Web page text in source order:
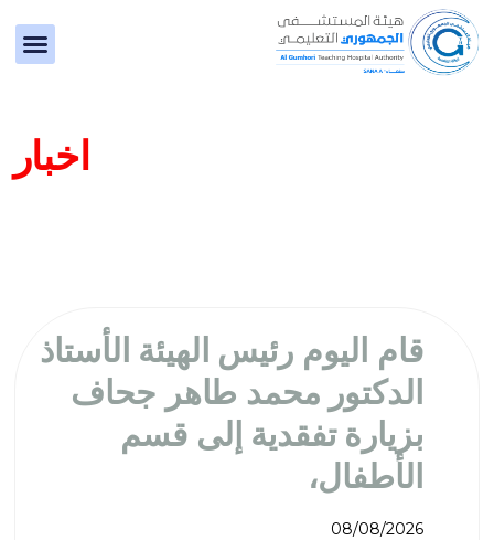
اخبار
قام اليوم رئيس الهيئة الأستاذ
الدكتور محمد طاهر جحاف
بزيارة تفقدية إلى قسم
الأطفال،
08/08/2026